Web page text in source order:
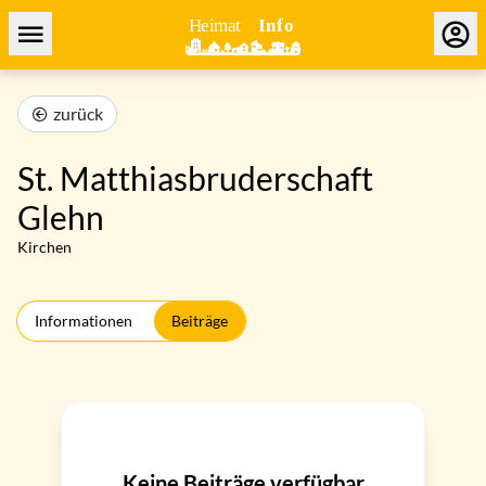
zurück
St. Matthiasbruderschaft
Glehn
Kirchen
Informationen Beiträge